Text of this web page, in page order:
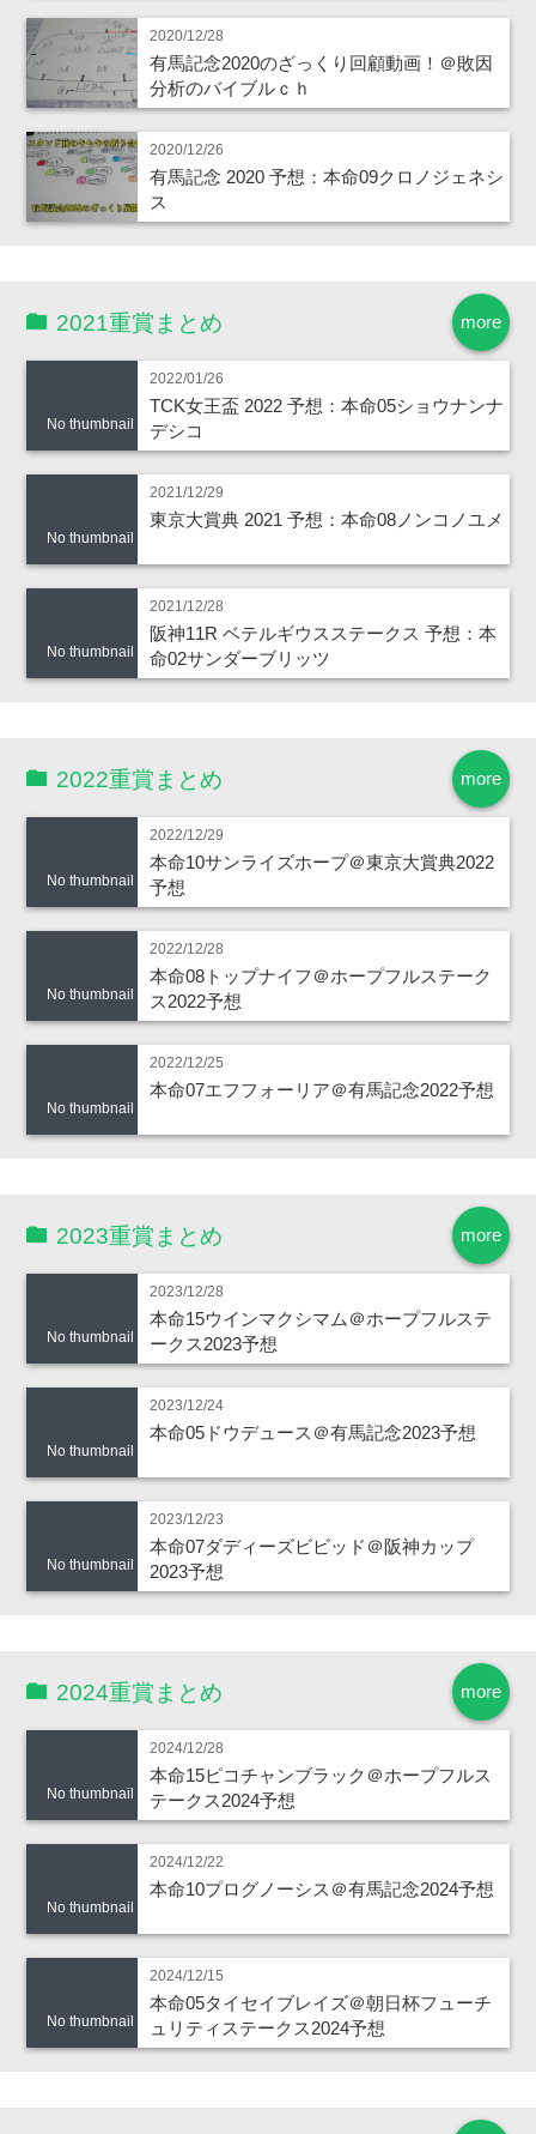
2020/12/28
有馬記念2020のざっくり回顧動画！＠敗因
分析のバイブルｃｈ
2020/12/26
有馬記念 2020 予想：本命09クロノジェネシ
ス
more
2021重賞まとめ
No thumbnail
2022/01/26
TCK女王盃 2022 予想：本命05ショウナンナ
デシコ
No thumbnail
2021/12/29
東京大賞典 2021 予想：本命08ノンコノユメ
No thumbnail
2021/12/28
阪神11R ベテルギウスステークス 予想：本
命02サンダーブリッツ
more
2022重賞まとめ
No thumbnail
2022/12/29
本命10サンライズホープ＠東京大賞典2022
予想
No thumbnail
2022/12/28
本命08トップナイフ＠ホープフルステーク
ス2022予想
No thumbnail
2022/12/25
本命07エフフォーリア＠有馬記念2022予想
more
2023重賞まとめ
No thumbnail
2023/12/28
本命15ウインマクシマム＠ホープフルステ
ークス2023予想
No thumbnail
2023/12/24
本命05ドウデュース＠有馬記念2023予想
No thumbnail
2023/12/23
本命07ダディーズビビッド＠阪神カップ
2023予想
more
2024重賞まとめ
No thumbnail
2024/12/28
本命15ピコチャンブラック＠ホープフルス
テークス2024予想
No thumbnail
2024/12/22
本命10プログノーシス＠有馬記念2024予想
No thumbnail
2024/12/15
本命05タイセイブレイズ＠朝日杯フューチ
ュリティステークス2024予想